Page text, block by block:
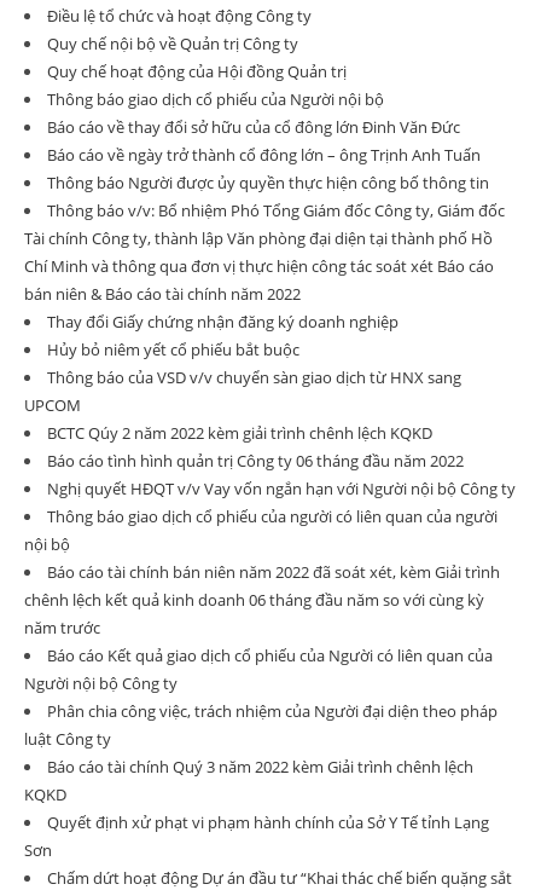
Điều lệ tổ chức và hoạt động Công ty
Quy chế nội bộ về Quản trị Công ty
Quy chế hoạt động của Hội đồng Quản trị
Thông báo giao dịch cổ phiếu của Người nội bộ
Báo cáo về thay đổi sở hữu của cổ đông lớn Đinh Văn Đức
Báo cáo về ngày trở thành cổ đông lớn – ông Trịnh Anh Tuấn
Thông báo Người được ủy quyền thực hiện công bố thông tin
Thông báo v/v: Bổ nhiệm Phó Tổng Giám đốc Công ty, Giám đốc
Tài chính Công ty, thành lập Văn phòng đại diện tại thành phố Hồ
Chí Minh và thông qua đơn vị thực hiện công tác soát xét Báo cáo
bán niên & Báo cáo tài chính năm 2022
Thay đổi Giấy chứng nhận đăng ký doanh nghiệp
Hủy bỏ niêm yết cổ phiếu bắt buộc
Thông báo của VSD v/v chuyển sàn giao dịch từ HNX sang
UPCOM
BCTC Qúy 2 năm 2022 kèm giải trình chênh lệch KQKD
Báo cáo tình hình quản trị Công ty 06 tháng đầu năm 2022
Nghị quyết HĐQT v/v Vay vốn ngắn hạn với Người nội bộ Công ty
Thông báo giao dịch cổ phiếu của người có liên quan của người
nội bộ
Báo cáo tài chính bán niên năm 2022 đã soát xét, kèm Giải trình
chênh lệch kết quả kinh doanh 06 tháng đầu năm so với cùng kỳ
năm trước
Báo cáo Kết quả giao dịch cổ phiếu của Người có liên quan của
Người nội bộ Công ty
Phân chia công việc, trách nhiệm của Người đại diện theo pháp
luật Công ty
Báo cáo tài chính Quý 3 năm 2022 kèm Giải trình chênh lệch
KQKD
Quyết định xử phạt vi phạm hành chính của Sở Y Tế tỉnh Lạng
Sơn
Chấm dứt hoạt động Dự án đầu tư “Khai thác chế biến quặng sắt